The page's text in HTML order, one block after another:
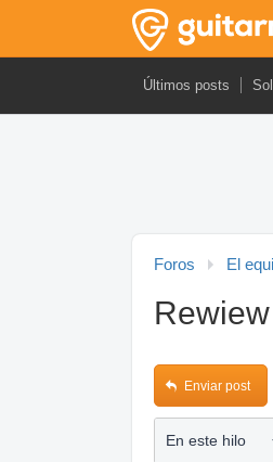
Últimos posts
Foros El
Enviar post